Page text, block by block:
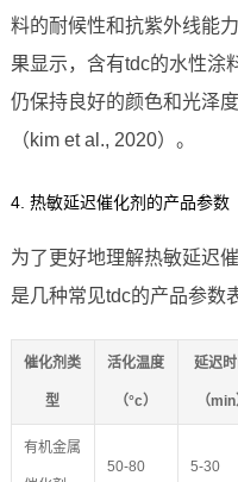
料的耐候性和抗紫外线能
果显示，含有tdc的水性涂
仍保持良好的颜色和光泽
（kim et al., 2020）。
4. 热敏延迟催化剂的产品参数
为了更好地理解热敏延迟
是几种常见tdc的产品参数
催化剂类
型
活化温度
（°c）
延迟时
（min
有机金属
50-80 5-30